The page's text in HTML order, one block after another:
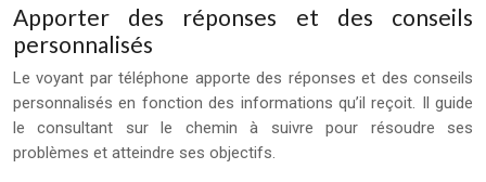
Apporter des réponses et des conseils
personnalisés
Le voyant par téléphone apporte des réponses et des conseils
personnalisés en fonction des informations qu’il reçoit. Il guide
le consultant sur le chemin à suivre pour résoudre ses
problèmes et atteindre ses objectifs.